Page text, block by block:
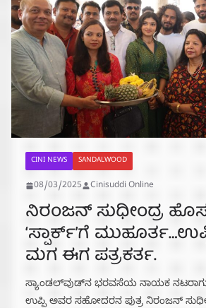
CINI NEWS SANDALWOOD
08/03/2025 Cinisuddi Online
ನಿರಂಜನ್ ಸುಧೀಂದ್ರ
‘ಸ್ಪಾರ್ಕ್’ಗೆ
ಮಗ ಈಗ ಪತ್ರಕರ್ತ.
ಸ್ಯಾಂಡಲ್‌ವುಡ್‌ನ ಭರವಸೆಯ ನಾಯಕ ನಟರಾಗುವ
ಉಪ್ಪಿ ಅವರ ಸಹೋದರನ ಪುತ್ರ ನಿರಂಜನ್‌